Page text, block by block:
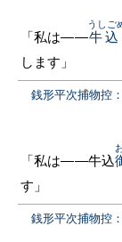
「私は——牛
うしご
します」
銭形平次捕物控
「私は——牛込
す」
銭形平次捕物控